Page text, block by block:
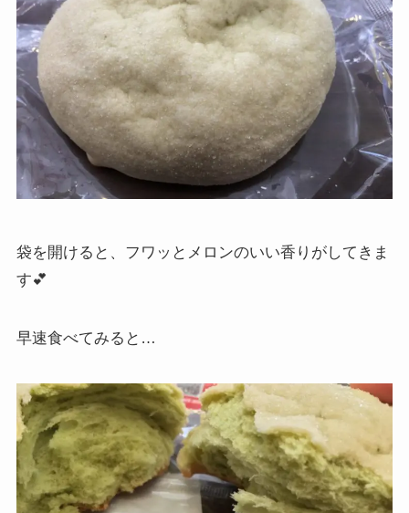
袋を開けると、フワッとメロンのいい香りがしてきま
す💕
早速食べてみると…